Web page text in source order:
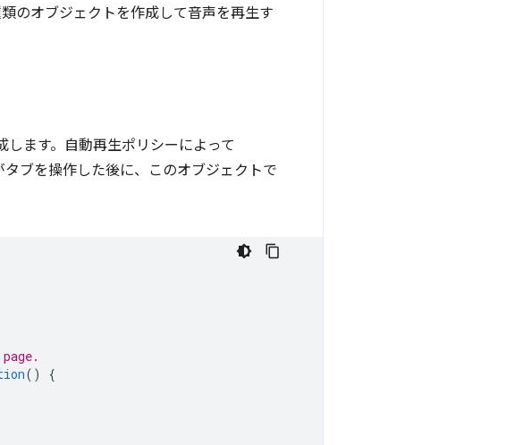
のオブジェクトを作成して音声を再生す
ます。自動再生ポリシーによって
ブを操作した後に、このオブジェクトで
()
{